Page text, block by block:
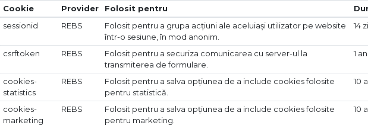
Cookie Provider Folosit pentru
sessionid
REBS
Folosit pentru a grupa acțiuni ale aceluiași utilizator pe website
într-o sesiune, în mod anonim.
14
csrftoken REBS
Folosit pentru a securiza comunicarea cu server-ul la
transmiterea de formulare.
1 an
cookies-
statistics
REBS
Folosit pentru a salva opțiunea de a include cookies folosite
pentru statistică.
10
cookies-
marketing
REBS
Folosit pentru a salva opțiunea de a include cookies folosite
pentru marketing.
10